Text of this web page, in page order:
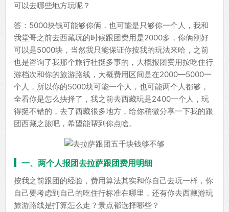
可以去哪些地方玩呢？
答：5000块钱可能够你俩，也可能是只够你一个人，我和
我堂哥之前去西藏玩的时候跟团费用是2000多，你俩刚好
可以是5000块，当然我只能保证你按我的玩法来哈，之前
也是咨询了我那个旅行社挺多事的，大概报团费用按吃住行
游档次和你的旅游路线，大概费用区间是在2000—5000一
个人，所以你的5000块可能一个人，也可能两个人都够，
全看你是怎么抉择了，我之前去西藏玩是2400一个人，玩
得挺不错的，去了西藏很多地方，给你稍微分享一下我的跟
团西藏之旅吧，希望能帮到你点啥。
一、两个人报团去拉萨跟团费用明细
按我之前跟团的经验，费用算法其实和你自己去玩一样，你
自己要考虑到自己的吃住行标准在哪里，还有你去西藏游玩
旅游路线是打算怎么走？景点都选择哪些？